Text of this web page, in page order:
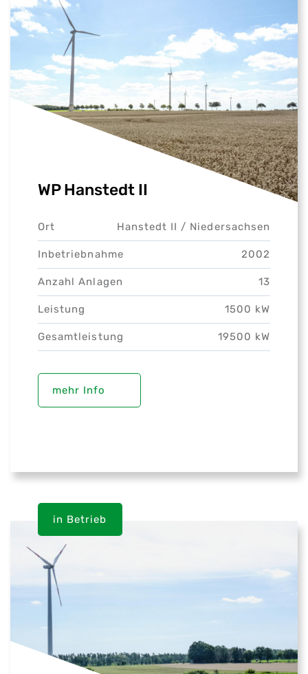
WP Hanstedt II
Ort Hanstedt II / Niedersachsen
Inbetriebnahme 2002
Anzahl Anlagen 13
Leistung 1500 kW
Gesamtleistung 19500 kW
mehr Info
in Betrieb